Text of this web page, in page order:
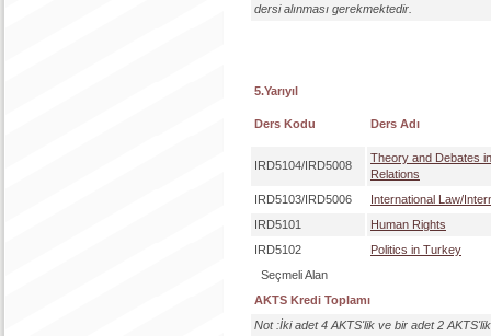
dersi alınması gerekmektedir.
5.Yarıyıl
Ders Kodu Ders Adı
IRD5104/IRD5008
Theory and Debates
Relations
IRD5103/IRD5006
International Law/
IRD5101
Human Rights
IRD5102
Politics in Turkey
Seçmeli Alan
AKTS Kredi Toplamı
Not :İki adet 4 AKTS'lik ve bir adet 2